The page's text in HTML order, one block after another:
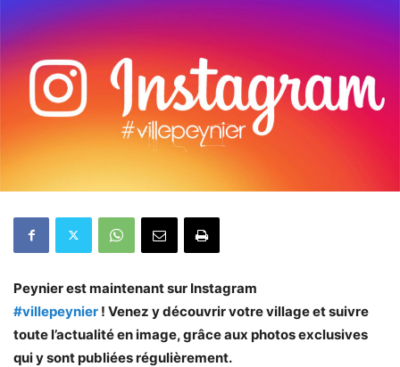
Peynier est maintenant sur Instagram
#villepeynier ! Venez y découvrir votre village et suivre
toute l’actualité en image, grâce aux photos exclusives
qui y sont publiées régulièrement.